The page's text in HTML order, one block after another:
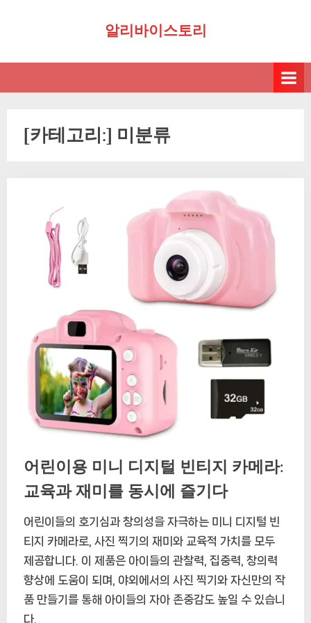
알리바이스토리
[카테고리:] 미분류
어린이용 미니 디지털 빈티지 카메라:
교육과 재미를 동시에 즐기다
어린이들의 호기심과 창의성을 자극하는 미니 디지털 빈
티지 카메라로, 사진 찍기의 재미와 교육적 가치를 모두
제공합니다. 이 제품은 아이들의 관찰력, 집중력, 창의력
향상에 도움이 되며, 야외에서의 사진 찍기와 자신만의 작
품 만들기를 통해 아이들의 자아 존중감도 높일 수 있습니
다.